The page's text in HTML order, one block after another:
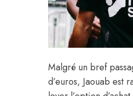
Malgré un bref
d’euros, Jaouab est